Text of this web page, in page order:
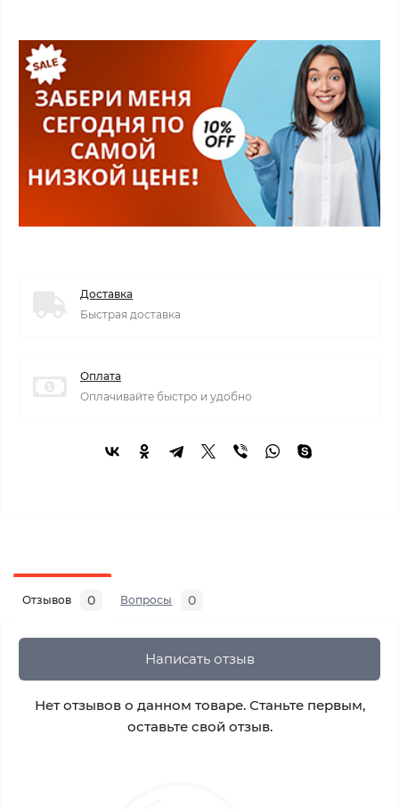
Доставка
Быстрая доставка
Оплата
Оплачивайте быстро и удобно
Отзывов 0 Вопросы 0
Написать отзыв
Нет отзывов о данном товаре. Станьте первым,
оставьте свой отзыв.